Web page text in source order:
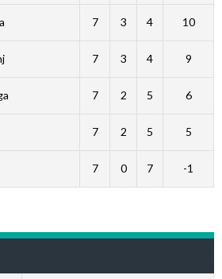
7 3 4 10
7 3 4 9
7 2 5 6
7 2 5 5
7 0 7 -1